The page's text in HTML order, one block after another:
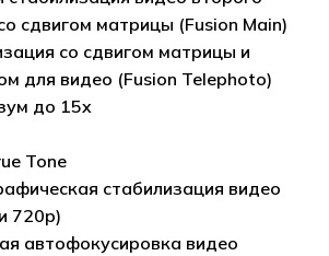
сдвигом матрицы (Fusion Main)
со сдвигом матрицы и
для видео (Fusion Telephoto)
до 15x
Tone
стабилизация видео
720p)
автофокусировка видео